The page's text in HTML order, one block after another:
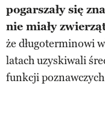
pogarszały się
nie miały
że długoterminowi
latach uzyskiwali
funkcji